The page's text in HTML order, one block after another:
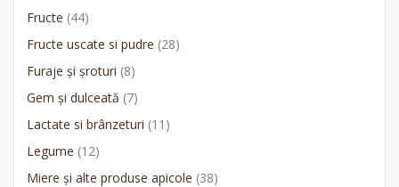
Fructe (44)
Fructe uscate si pudre (28)
Furaje și șroturi (8)
Gem și dulceată (7)
Lactate si brânzeturi (11)
Legume (12)
Miere și alte produse apicole (38)